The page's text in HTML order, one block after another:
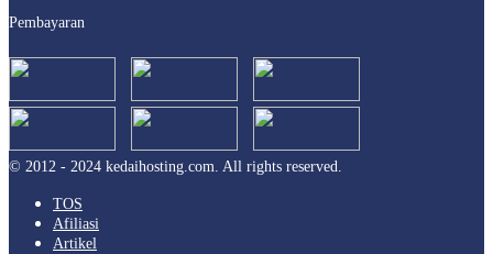
Pembayaran
© 2012 - 2024 kedaihosting.com. All rights reserved.
TOS
Afiliasi
Artikel